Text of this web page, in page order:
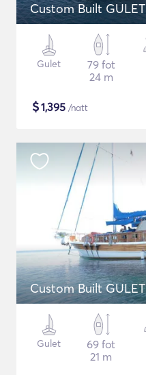
Custom Built GULET
Gulet
79 fot
24 m
$1,395 /natt
Custom Built GULET
Gulet
69 fot
21 m